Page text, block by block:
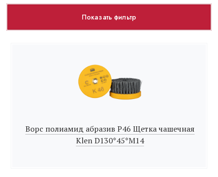
Показать фильтр
Ворс полиамид абразив Р46 Щетка чашечная
Klen D130*45*M14